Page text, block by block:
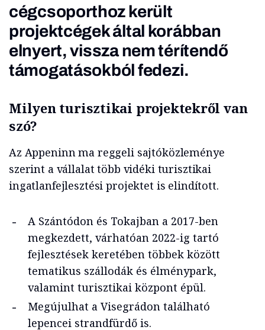
cégcsoporthoz került
projektcégek által korábban
elnyert, vissza nem térítendő
támogatásokból fedezi.
Milyen turisztikai projektekről van
szó?
Az Appeninn ma reggeli sajtóközleménye
szerint a vállalat több vidéki turisztikai
ingatlanfejlesztési projektet is elindított.
A Szántódon és Tokajban a 2017-ben
megkezdett, várhatóan 2022-ig tartó
fejlesztések keretében többek között
tematikus szállodák és élménypark,
valamint turisztikai központ épül.
Megújulhat a Visegrádon található
lepencei strandfürdő is.